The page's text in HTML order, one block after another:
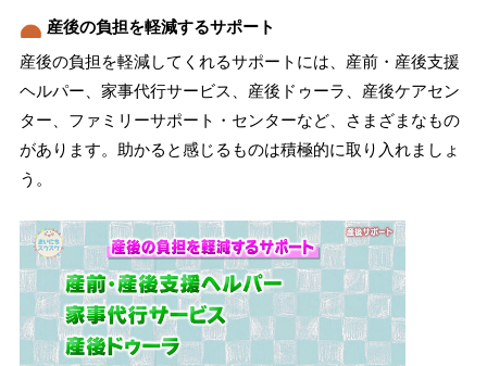
産後の負担を軽減するサポート
産後の負担を軽減してくれるサポートには、産前・産後支援
ヘルパー、家事代行サービス、産後ドゥーラ、産後ケアセン
ター、ファミリーサポート・センターなど、さまざまなもの
があります。助かると感じるものは積極的に取り入れましょ
う。